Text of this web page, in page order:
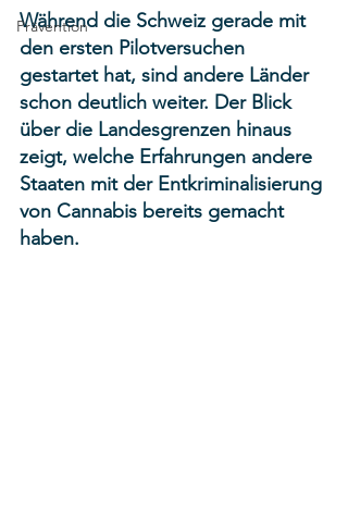
Prävention
Während die Schweiz gerade mit
den ersten Pilotversuchen
gestartet hat, sind andere Länder
schon deutlich weiter. Der Blick
über die Landesgrenzen hinaus
zeigt, welche Erfahrungen andere
Staaten mit der Entkriminalisierung
von Cannabis bereits gemacht
haben.